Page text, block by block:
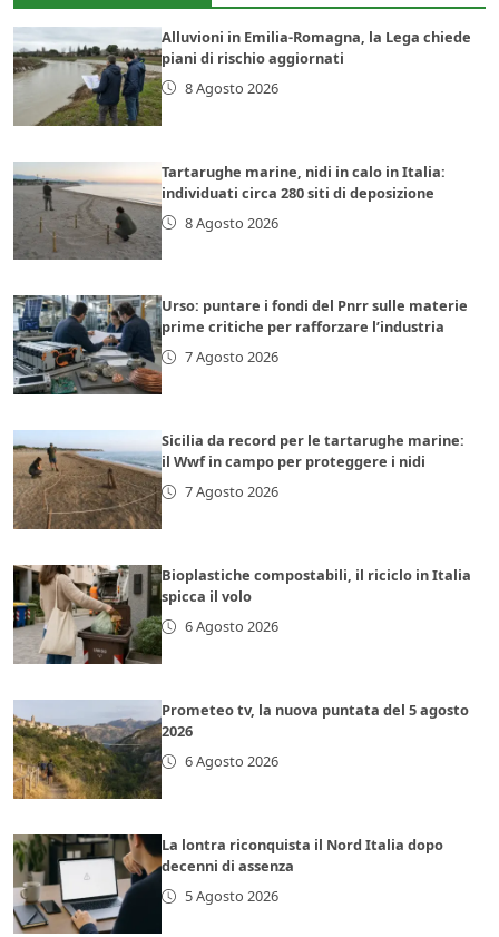
Alluvioni in Emilia-Romagna, la Lega chiede
piani di rischio aggiornati
8 Agosto 2026
Tartarughe marine, nidi in calo in Italia:
individuati circa 280 siti di deposizione
8 Agosto 2026
Urso: puntare i fondi del Pnrr sulle materie
prime critiche per rafforzare l’industria
7 Agosto 2026
Sicilia da record per le tartarughe marine:
il Wwf in campo per proteggere i nidi
7 Agosto 2026
Bioplastiche compostabili, il riciclo in Italia
spicca il volo
6 Agosto 2026
Prometeo tv, la nuova puntata del 5 agosto
2026
6 Agosto 2026
La lontra riconquista il Nord Italia dopo
decenni di assenza
5 Agosto 2026